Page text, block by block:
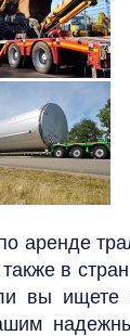
аренде
в
вы ищете